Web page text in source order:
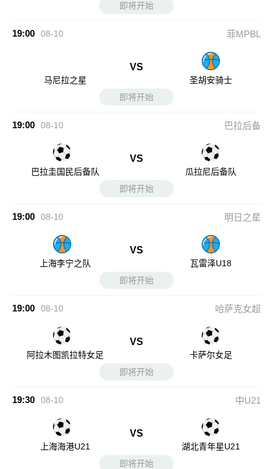
即将开始
19:00 08-10 菲MPBL
马尼拉之星
VS
圣胡安骑士
即将开始
19:00 08-10 巴拉后备
巴拉圭国民后备队
VS
瓜拉尼后备队
即将开始
19:00 08-10 明日之星
上海李宁之队
VS
瓦雷泽U18
即将开始
19:00 08-10 哈萨克女超
阿拉木图凯拉特女足
VS
卡萨尔女足
即将开始
19:30 08-10 中U21
上海海港U21
VS
湖北青年星U21
即将开始